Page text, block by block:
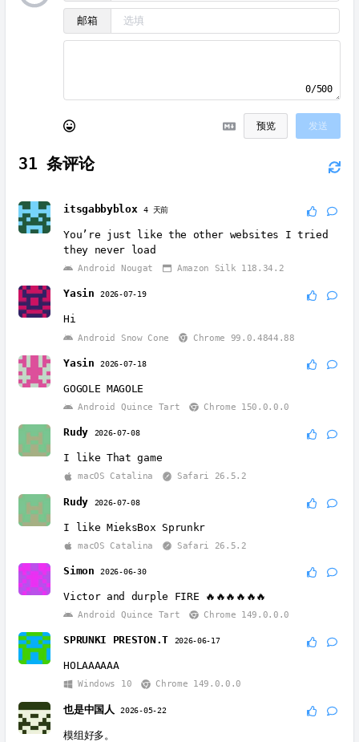
邮箱
0/500
预览 发送
31 条评论
itsgabbyblox 4 天前
You’re just like the other websites I tried
they never load
Android Nougat Amazon Silk 118.34.2
Yasin 2026-07-19
Hi
Android Snow Cone Chrome 99.0.4844.88
Yasin 2026-07-18
GOGOLE MAGOLE
Android Quince Tart Chrome 150.0.0.0
Rudy 2026-07-08
I like That game
macOS Catalina Safari 26.5.2
Rudy 2026-07-08
I like MieksBox Sprunkr
macOS Catalina Safari 26.5.2
Simon 2026-06-30
Victor and durple FIRE 🔥🔥🔥🔥🔥🔥
Android Quince Tart Chrome 149.0.0.0
SPRUNKI PRESTON.T 2026-06-17
HOLAAAAAA
Windows 10 Chrome 149.0.0.0
也是中国人 2026-05-22
模组好多。